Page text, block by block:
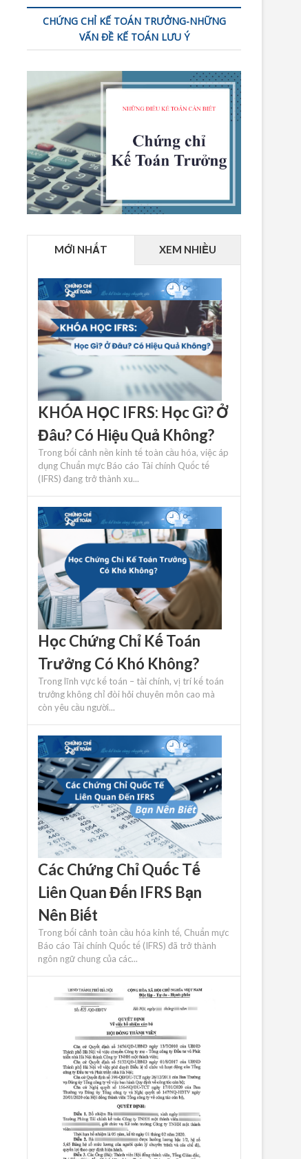
CHỨNG CHỈ KẾ TOÁN TRƯỞNG-NHỮNG
VẤN ĐỀ KẾ TOÁN LƯU Ý
MỚI NHẤT XEM NHIỀU
KHÓA HỌC IFRS: Học Gì? Ở
Đâu? Có Hiệu Quả Không?
Trong bối cảnh nền kinh tế toàn cầu hóa, việc áp
dụng Chuẩn mực Báo cáo Tài chính Quốc tế
(IFRS) đang trở thành xu...
Học Chứng Chỉ Kế Toán
Trưởng Có Khó Không?
Trong lĩnh vực kế toán – tài chính, vị trí kế toán
trưởng không chỉ đòi hỏi chuyên môn cao mà
còn yêu cầu người...
Các Chứng Chỉ Quốc Tế
Liên Quan Đến IFRS Bạn
Nên Biết
Trong bối cảnh toàn cầu hóa kinh tế, Chuẩn mực
Báo cáo Tài chính Quốc tế (IFRS) đã trở thành
ngôn ngữ chung của các...